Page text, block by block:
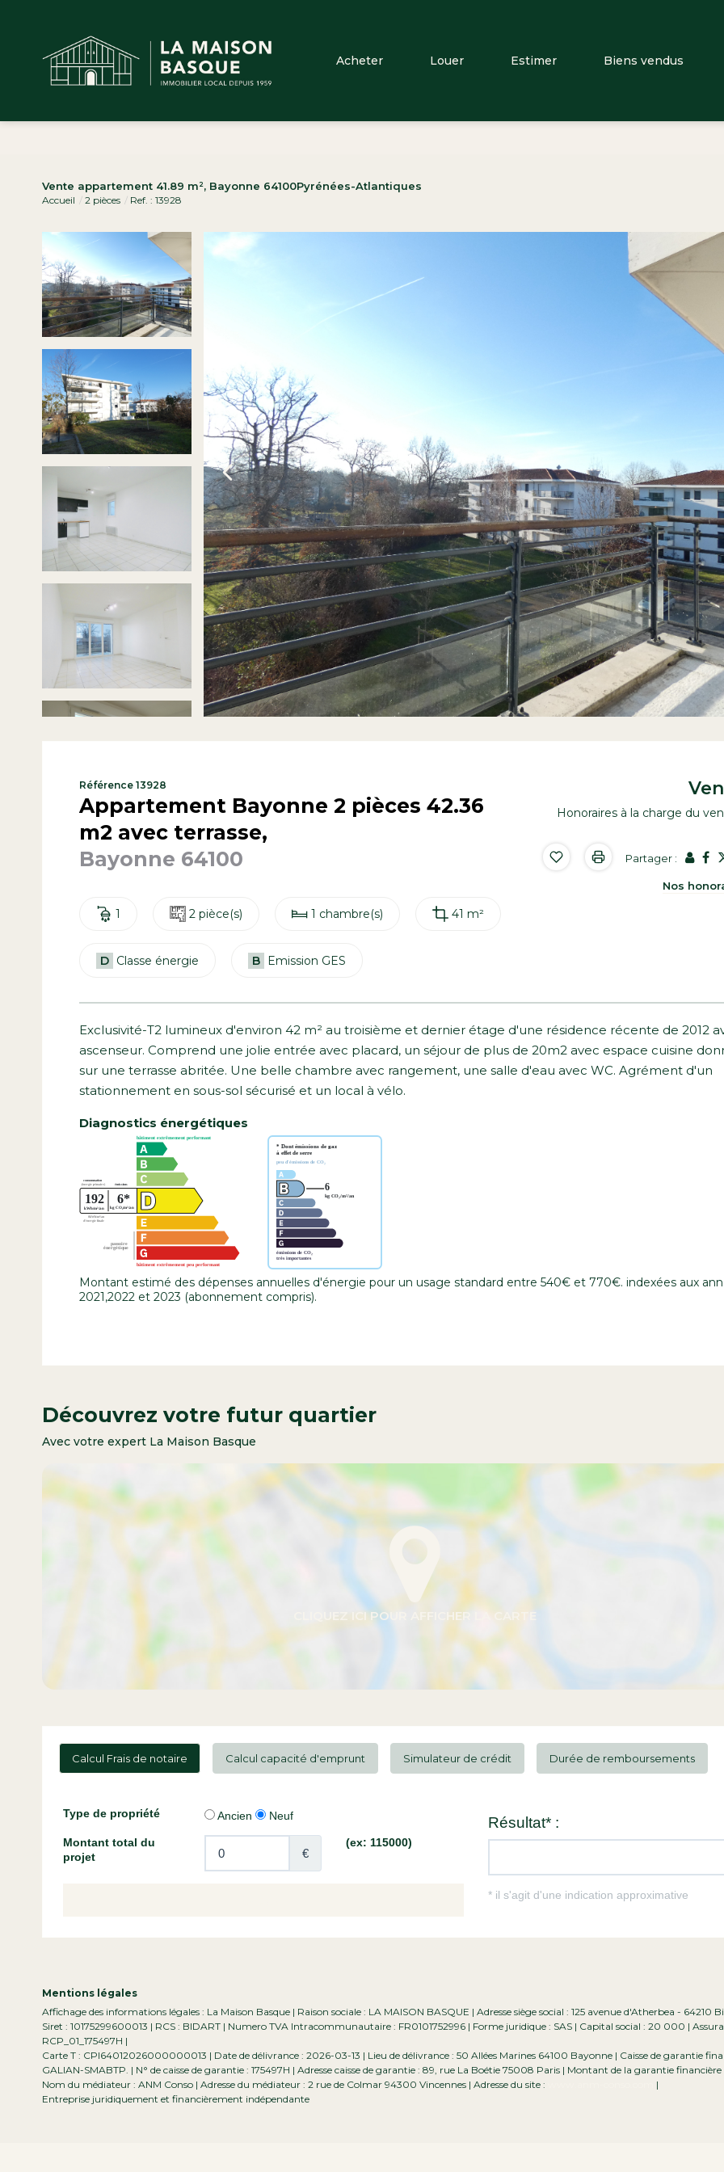
Acheter Louer Estimer Biens vendus
Vente appartement 41.89 m², Bayonne 64100Pyrénées-Atlantiques
Accueil 2 pièces Ref. : 13928
Référence 13928
Appartement Bayonne 2 pièces 42.36
m2 avec terrasse,
Bayonne 64100
1 2 pièce(s) 1 chambre(s) 41 m²
D Classe énergie B Emission GES
Honoraires à la charge du
Partager :
Nos
Exclusivité-T2 lumineux d'environ 42 m² au troisième et dernier étage d'une résidence récente de 2012
ascenseur. Comprend une jolie entrée avec placard, un séjour de plus de 20m2 avec espace cuisine
sur une terrasse abritée. Une belle chambre avec rangement, une salle d'eau avec WC. Agrément d'un
stationnement en sous-sol sécurisé et un local à vélo.
Diagnostics énergétiques
Montant estimé des dépenses annuelles d'énergie pour un usage standard entre 540€ et 770€. indexées aux
2021,2022 et 2023 (abonnement compris).
Découvrez votre futur quartier
Avec votre expert La Maison Basque
Calcul Frais de notaire Calcul capacité d'emprunt Simulateur de crédit Durée de remboursements
Mentions légales
Affichage des informations légales : La Maison Basque | Raison sociale : LA MAISON BASQUE | Adresse siège social : 125 avenue d'Atherbea - 64210
Siret : 10175299600013 | RCS : BIDART | Numero TVA Intracommunautaire : FR0101752996 | Forme juridique : SAS | Capital social : 20 000 |
RCP_01_175497H |
Carte T : CPI64012026000000013 | Date de délivrance : 2026-03-13 | Lieu de délivrance : 50 Allées Marines 64100 Bayonne | Caisse de garantie
GALIAN-SMABTP. | N° de caisse de garantie : 175497H | Adresse caisse de garantie : 89, rue La Boétie 75008 Paris | Montant de la garantie
Nom du médiateur : ANM Conso | Adresse du médiateur : 2 rue de Colmar 94300 Vincennes | Adresse du site :
|
Entreprise juridiquement et financièrement indépendante